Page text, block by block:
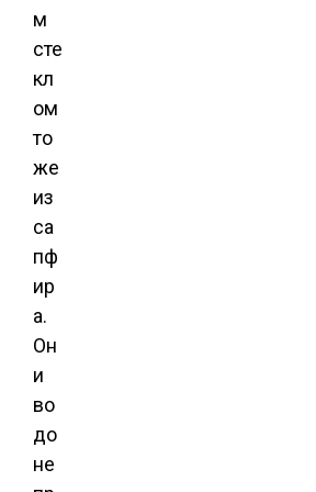
м
сте
кл
ом
то
же
из
са
пф
ир
а.
Он
и
во
до
не